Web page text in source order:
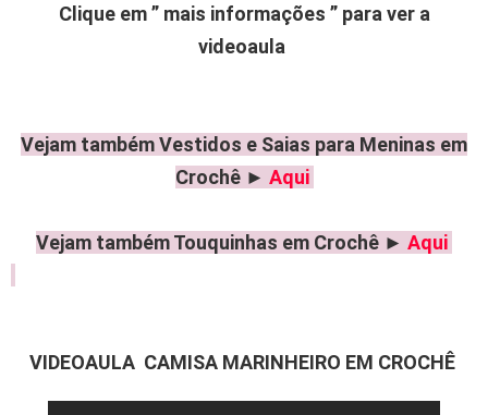
Clique em ” mais informações ” para ver a
videoaula
Vejam também Vestidos e Saias para Meninas em
Crochê► Aqui
Vejam também Touquinhas em Crochê ► Aqui
VIDEOAULA CAMISA MARINHEIRO EM CROCHÊ